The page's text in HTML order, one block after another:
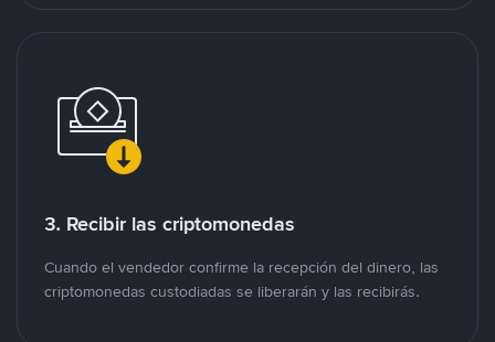
3. Recibir las criptomonedas
Cuando el vendedor confirme la recepción del dinero, las
criptomonedas custodiadas se liberarán y las recibirás.